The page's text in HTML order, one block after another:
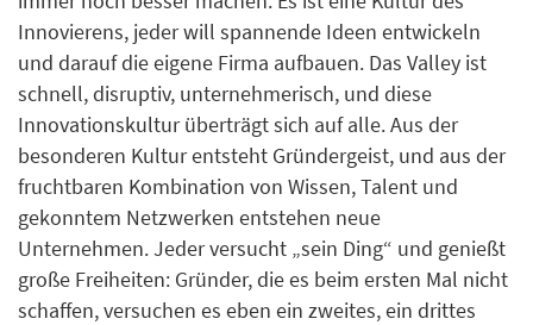
Innovierens, jeder will spannende Ideen entwickeln
und darauf die eigene Firma aufbauen. Das Valley ist
schnell, disruptiv, unternehmerisch, und diese
Innovationskultur überträgt sich auf alle. Aus der
besonderen Kultur entsteht Gründergeist, und aus der
fruchtbaren Kombination von Wissen, Talent und
gekonntem Netzwerken entstehen neue
Unternehmen. Jeder versucht „sein Ding“ und genießt
große Freiheiten: Gründer, die es beim ersten Mal nicht
schaffen, versuchen es eben ein zweites, ein drittes